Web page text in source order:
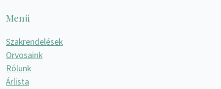
Menü
Szakrendelések
Orvosaink
Rólunk
Árlista